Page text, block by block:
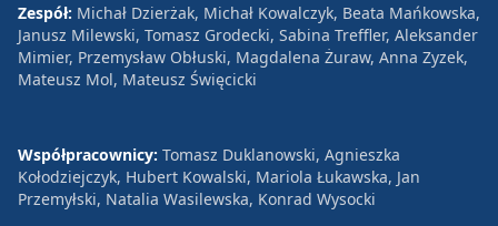
Zespół: Michał Dzierżak, Michał Kowalczyk, Beata Mańkowska,
Janusz Milewski, Tomasz Grodecki, Sabina Treffler, Aleksander
Mimier, Przemysław Obłuski, Magdalena Żuraw, Anna Zyzek,
Mateusz Mol, Mateusz Święcicki
Współpracownicy: Tomasz Duklanowski, Agnieszka
Kołodziejczyk, Hubert Kowalski, Mariola Łukawska, Jan
Przemyłski, Natalia Wasilewska, Konrad Wysocki